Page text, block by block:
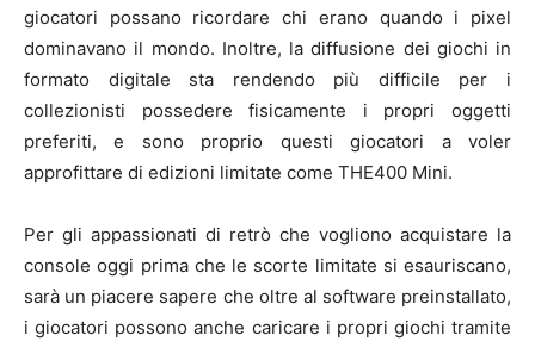
giocatori possano ricordare chi erano quando i pixel
dominavano il mondo. Inoltre, la diffusione dei giochi in
formato digitale sta rendendo più difficile per i
collezionisti possedere fisicamente i propri oggetti
preferiti, e sono proprio questi giocatori a voler
approfittare di edizioni limitate come THE400 Mini.
Per gli appassionati di retrò che vogliono acquistare la
console oggi prima che le scorte limitate si esauriscano,
sarà un piacere sapere che oltre al software preinstallato,
i giocatori possono anche caricare i propri giochi tramite